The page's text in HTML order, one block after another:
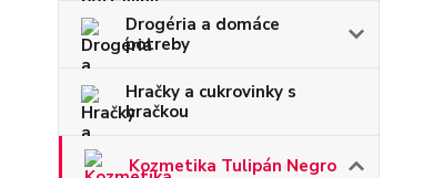
Drogéria a domáce
potreby
Hračky a cukrovinky s
hračkou
Kozmetika Tulipán Negro